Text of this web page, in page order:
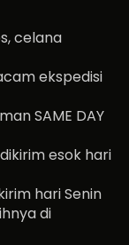
celana
ekspedisi
SAME DAY
esok hari
hari Senin
di